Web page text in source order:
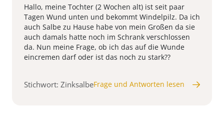
Hallo, meine Tochter (2 Wochen alt) ist seit paar
Tagen Wund unten und bekommt Windelpilz. Da ich
auch Salbe zu Hause habe von mein Großen da sie
auch damals hatte noch im Schrank verschlossen
da. Nun meine Frage, ob ich das auf die Wunde
eincremen darf oder ist das noch zu stark??
Stichwort: ZinksalbeFrage und Antworten lesen